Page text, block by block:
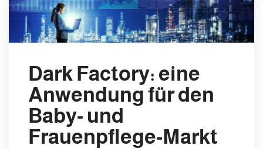
Dark Factory: eine
Anwendung für den
Baby- und
Frauenpflege-Markt